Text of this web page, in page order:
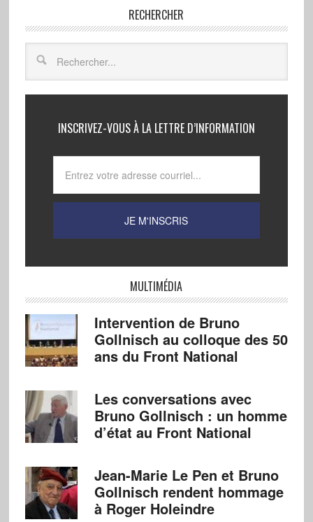
RECHERCHER
INSCRIVEZ-VOUS À LA LETTRE D’INFORMATION
MULTIMÉDIA
Intervention de Bruno
Gollnisch au colloque des 50
ans du Front National
Les conversations avec
Bruno Gollnisch : un homme
d’état au Front National
Jean-Marie Le Pen et Bruno
Gollnisch rendent hommage
à Roger Holeindre